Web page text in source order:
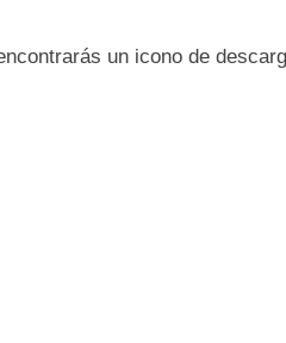
un icono de